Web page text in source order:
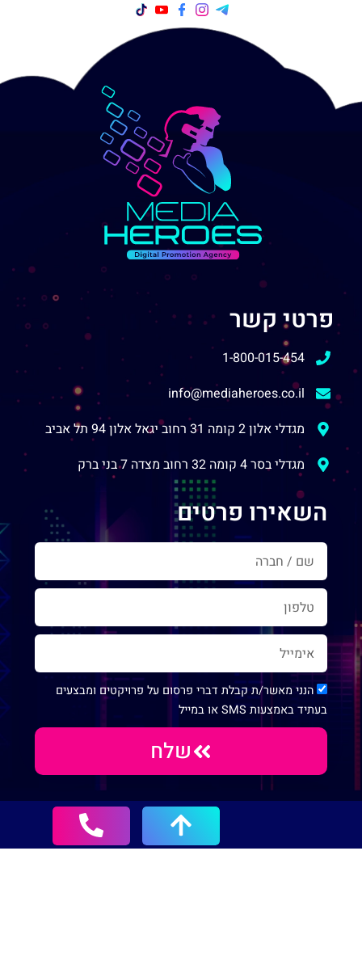
פרטי קשר
1-800-015-454
info@mediaheroes.co.il
מגדלי אלון 2 קומה 31 רחוב יגאל אלון 94 תל אביב
מגדלי בסר 4 קומה 32 רחוב מצדה 7 בני ברק
השאירו פרטים
הנני מאשר/ת קבלת דברי פרסום על פרויקטים ומבצעים
בעתיד באמצעות SMS או במייל
שלח